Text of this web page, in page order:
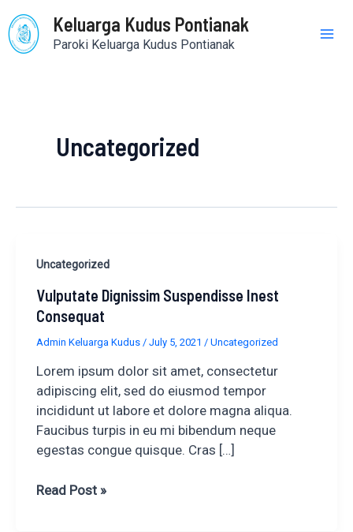
to
content
Keluarga Kudus Pontianak
Paroki Keluarga Kudus Pontianak
Uncategorized
Uncategorized
Vulputate Dignissim Suspendisse Inest
Consequat
Admin Keluarga Kudus / July 5, 2021 / Uncategorized
Lorem ipsum dolor sit amet, consectetur
adipiscing elit, sed do eiusmod tempor
incididunt ut labore et dolore magna aliqua.
Faucibus turpis in eu mi bibendum neque
egestas congue quisque. Cras […]
Vulputate
Suspendisse
Inest
Consequat
Read Post »